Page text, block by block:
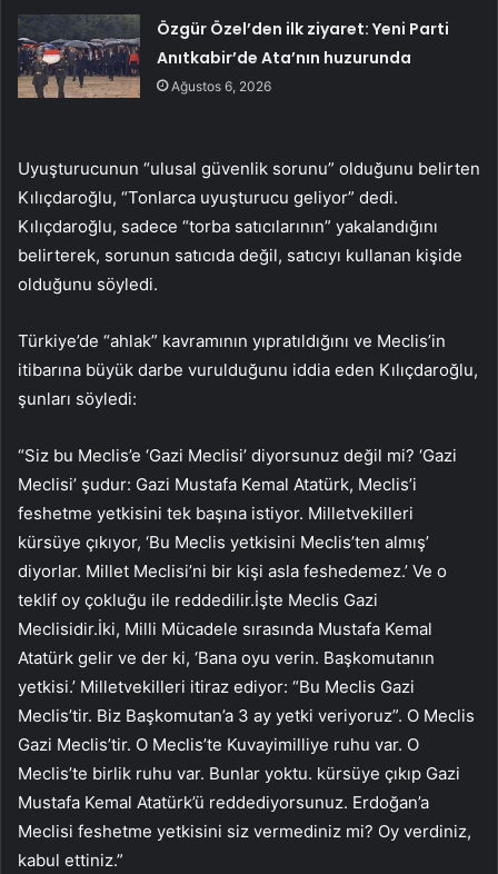
Özgür Özel’den ilk ziyaret: Yeni Parti
Anıtkabir’de Ata’nın huzurunda
Ağustos 6, 2026
Uyuşturucunun “ulusal güvenlik sorunu” olduğunu belirten
Kılıçdaroğlu, “Tonlarca uyuşturucu geliyor” dedi.
Kılıçdaroğlu, sadece “torba satıcılarının” yakalandığını
belirterek, sorunun satıcıda değil, satıcıyı kullanan kişide
olduğunu söyledi.
Türkiye’de “ahlak” kavramının yıpratıldığını ve Meclis’in
itibarına büyük darbe vurulduğunu iddia eden Kılıçdaroğlu,
şunları söyledi:
“Siz bu Meclis’e ‘Gazi Meclisi’ diyorsunuz değil mi? ‘Gazi
Meclisi’ şudur: Gazi Mustafa Kemal Atatürk, Meclis’i
feshetme yetkisini tek başına istiyor. Milletvekilleri
kürsüye çıkıyor, ‘Bu Meclis yetkisini Meclis’ten almış’
diyorlar. Millet Meclisi’ni bir kişi asla feshedemez.’ Ve o
teklif oy çokluğu ile reddedilir.İşte Meclis Gazi
Meclisidir.İki, Milli Mücadele sırasında Mustafa Kemal
Atatürk gelir ve der ki, ‘Bana oyu verin. Başkomutanın
yetkisi.’ Milletvekilleri itiraz ediyor: “Bu Meclis Gazi
Meclis’tir. Biz Başkomutan’a 3 ay yetki veriyoruz”. O Meclis
Gazi Meclis’tir. O Meclis’te Kuvayimilliye ruhu var. O
Meclis’te birlik ruhu var. Bunlar yoktu. kürsüye çıkıp Gazi
Mustafa Kemal Atatürk’ü reddediyorsunuz. Erdoğan’a
Meclisi feshetme yetkisini siz vermediniz mi? Oy verdiniz,
kabul ettiniz.”